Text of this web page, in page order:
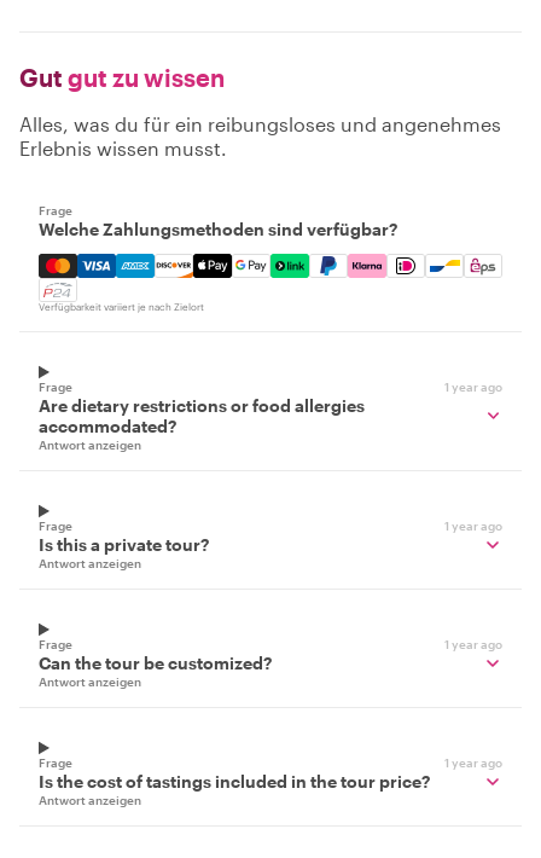
Gut gut zu wissen
Alles, was du für ein reibungsloses und angenehmes
Erlebnis wissen musst.
Frage
Welche Zahlungsmethoden sind verfügbar?
Mastercard, Visa, Amex, Discover, Apple Pay, Google
Verfügbarkeit variiert je nach Zielort
Frage 1 year ago
Are dietary restrictions or food allergies
accommodated?
Antwort anzeigen
Frage 1 year ago
Is this a private tour?
Antwort anzeigen
Frage 1 year ago
Can the tour be customized?
Antwort anzeigen
Frage 1 year ago
Is the cost of tastings included in the tour price?
Antwort anzeigen